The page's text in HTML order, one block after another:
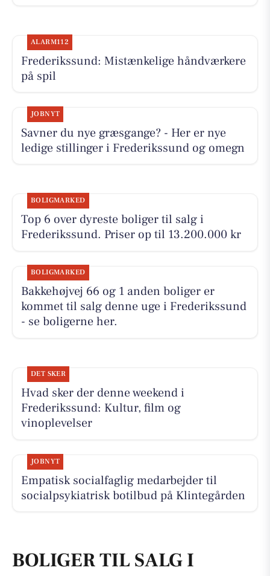
ALARM112
Frederikssund: Mistænkelige håndværkere
på spil
JOBNYT
Savner du nye græsgange? - Her er nye
ledige stillinger i Frederikssund og omegn
BOLIGMARKED
Top 6 over dyreste boliger til salg i
Frederikssund. Priser op til 13.200.000 kr
BOLIGMARKED
Bakkehøjvej 66 og 1 anden boliger er
kommet til salg denne uge i Frederikssund
- se boligerne her.
DET SKER
Hvad sker der denne weekend i
Frederikssund: Kultur, film og
vinoplevelser
JOBNYT
Empatisk socialfaglig medarbejder til
socialpsykiatrisk botilbud på Klintegården
BOLIGER TIL SALG I